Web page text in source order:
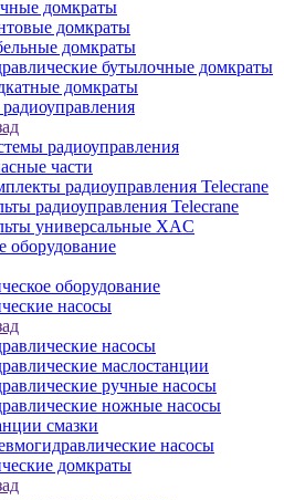
домкраты
домкраты
домкраты
бутылочные домкраты
домкраты
радиоуправления
части
радиоуправления Telecrane
радиоуправления Telecrane
универсальные XAC
оборудование
оборудование
насосы
насосы
маслостанции
ручные насосы
ножные насосы
смазки
насосы
домкраты